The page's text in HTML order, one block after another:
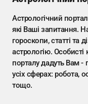
Астрологічний
які Ваші запитання.
гороскопи, статті та
астрологію. Особисті
порталу дадуть Вам -
усіх сферах: робота,
тощо.